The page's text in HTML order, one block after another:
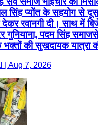
सिंह प्योंत के सहयोग से
रवानगी दी। साथ में
गुनियाना, पदम सिंह
की सुखदायक यात्रा
| Aug 7, 2026